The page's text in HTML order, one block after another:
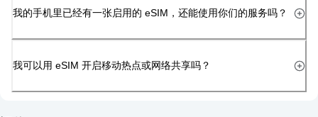
我的手机里已经有一张启用的 eSIM，还能使用你们的服务吗？
我可以用 eSIM 开启移动热点或网络共享吗？